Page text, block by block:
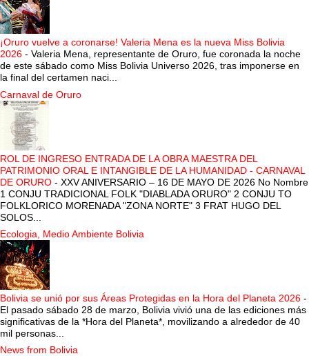
¡Oruro vuelve a coronarse! Valeria Mena es la nueva Miss Bolivia
2026 - Valeria Mena, representante de Oruro, fue coronada la noche
de este sábado como Miss Bolivia Universo 2026, tras imponerse en
la final del certamen naci...
Carnaval de Oruro
ROL DE INGRESO ENTRADA DE LA OBRA MAESTRA DEL
PATRIMONIO ORAL E INTANGIBLE DE LA HUMANIDAD - CARNAVAL
DE ORURO - XXV ANIVERSARIO – 16 DE MAYO DE 2026 No Nombre
1 CONJU TRADICIONAL FOLK "DIABLADA ORURO" 2 CONJU TO
FOLKLORICO MORENADA "ZONA NORTE" 3 FRAT HUGO DEL
SOLOS...
Ecologia, Medio Ambiente Bolivia
Bolivia se unió por sus Áreas Protegidas en la Hora del Planeta 2026 -
El pasado sábado 28 de marzo, Bolivia vivió una de las ediciones más
significativas de la *Hora del Planeta*, movilizando a alrededor de 40
mil personas...
News from Bolivia